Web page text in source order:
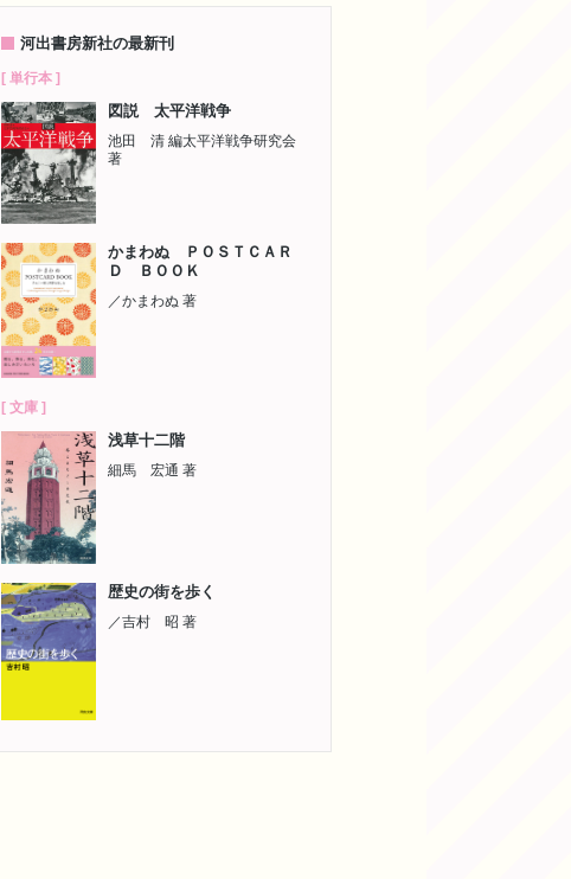
河出書房新社の最新刊
[ 単行本 ]
図説 太平洋戦争
池田 清 編太平洋戦争研究会
著
かまわぬ ＰＯＳＴＣＡＲ
Ｄ ＢＯＯＫ
／かまわぬ 著
[ 文庫 ]
浅草十二階
細馬 宏通 著
歴史の街を歩く
／吉村 昭 著